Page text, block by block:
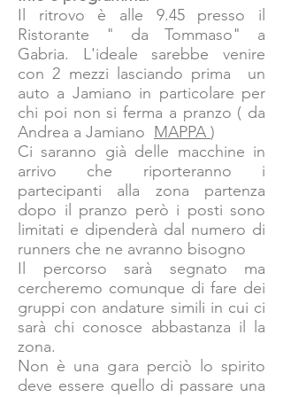
Il ritrovo è alle 9.45 presso il
Ristorante " da Tommaso" a
Gabria. L'ideale sarebbe venire
con 2 mezzi lasciando prima un
auto a Jamiano in particolare per
chi poi non si ferma a pranzo ( da
Andrea a Jamiano MAPPA )
Ci saranno già delle macchine in
arrivo che riporteranno i
partecipanti alla zona partenza
dopo il pranzo però i posti sono
limitati e dipenderà dal numero di
runners che ne avranno bisogno
Il percorso sarà segnato ma
cercheremo comunque di fare dei
gruppi con andature simili in cui ci
sarà chi conosce abbastanza il la
zona.
Non è una gara perciò lo spirito
deve essere quello di passare una